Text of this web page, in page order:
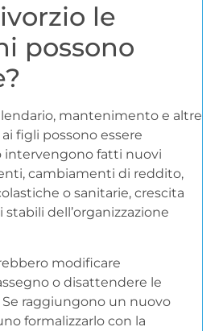
le
possono
mantenimento e altre
figli possono essere
intervengono fatti nuovi
cambiamenti di reddito,
o sanitarie, crescita
dell’organizzazione
modificare
o disattendere le
raggiungono un nuovo
formalizzarlo con la